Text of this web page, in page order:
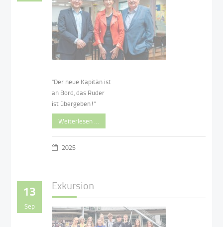
"Der neue Kapitän ist
an Bord, das Ruder
ist übergeben!"
Weiterlesen …
2025
13
Sep
Exkursion